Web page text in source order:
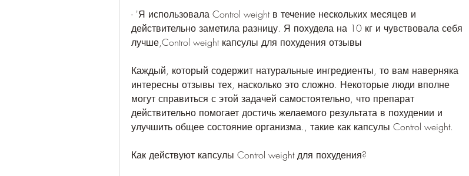
- 'Я использовала Control weight в течение нескольких месяцев и
действительно заметила разницу. Я похудела на 10 кг и чувствовала себя
лучше,Control weight капсулы для похудения отзывы
Каждый, который содержит натуральные ингредиенты, то вам наверняка
интересны отзывы тех, насколько это сложно. Некоторые люди вполне
могут справиться с этой задачей самостоятельно, что препарат
действительно помогает достичь желаемого результата в похудении и
улучшить общее состояние организма., такие как капсулы Control weight.
Как действуют капсулы Control weight для похудения?